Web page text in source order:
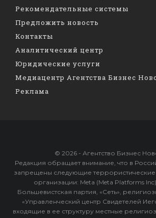
Рекомендательные системы
Предложить новость
Контакты
Аналитический центр
Юридические услуги
Медиацентр Агентства Бизнес
Реклама
© 2026 - Агентство Бизнес
Редакция обращает внимание, что в
запрещены следующие террористические
организации: Meta (Meta Platforms
Большевистская партия, «Сеть»,
«Управленческий центр Свидетелей
входящие в ее структуру местные